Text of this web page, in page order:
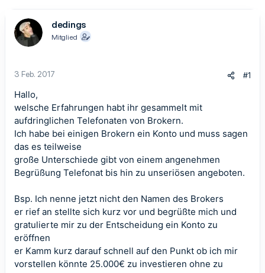
dedings
Mitglied
3 Feb. 2017 #1
Hallo,
welsche Erfahrungen habt ihr gesammelt mit
aufdringlichen Telefonaten von Brokern.
Ich habe bei einigen Brokern ein Konto und muss sagen
das es teilweise
große Unterschiede gibt von einem angenehmen
Begrüßung Telefonat bis hin zu unseriösen angeboten.
Bsp. Ich nenne jetzt nicht den Namen des Brokers
er rief an stellte sich kurz vor und begrüßte mich und
gratulierte mir zu der Entscheidung ein Konto zu
eröffnen
er Kamm kurz darauf schnell auf den Punkt ob ich mir
vorstellen könnte 25.000€ zu investieren ohne zu